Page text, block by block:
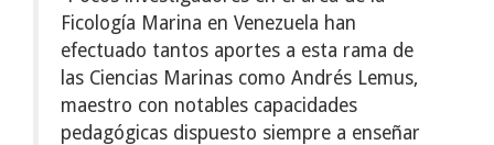
Ficología Marina en Venezuela han
efectuado tantos aportes a esta rama de
las Ciencias Marinas como Andrés Lemus,
maestro con notables capacidades
pedagógicas dispuesto siempre a enseñar